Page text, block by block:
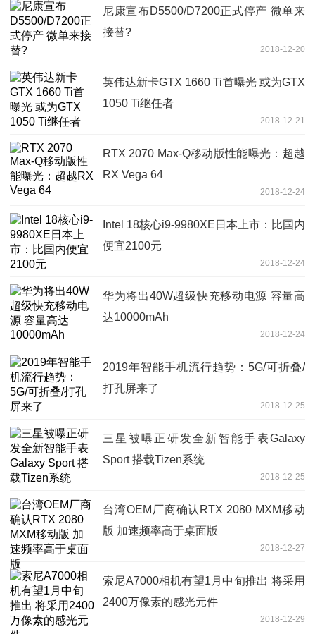
尼康宣布D5500/D7200正式停产 微单来
接替?
2018-12-20
英伟达新卡GTX 1660 Ti首曝光 或为GTX
1050 Ti继任者
2018-12-21
RTX 2070 Max-Q移动版性能曝光：超越
RX Vega 64
2018-12-24
Intel 18核心i9-9980XE日本上市：比国内
便宜2100元
2018-12-24
华为将出40W超级快充移动电源 容量高
达10000mAh
2018-12-24
2019年智能手机流行趋势：5G/可折叠/
打孔屏来了
2018-12-25
三星被曝正研发全新智能手表Galaxy
Sport 搭载Tizen系统
2018-12-25
台湾OEM厂商确认RTX 2080 MXM移动
版 加速频率高于桌面版
2018-12-27
索尼A7000相机有望1月中旬推出 将采用
2400万像素的感光元件
2018-12-29